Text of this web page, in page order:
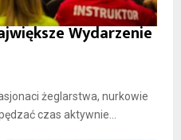
Wydarzenie
żeglarstwa, nurkowie
czas aktywnie...